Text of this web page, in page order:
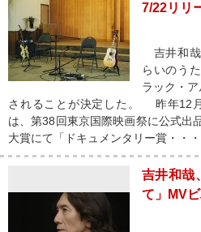
7/22リリ
吉井和哉
らいのう
ラック・
されることが決定した。 昨年12
は、第38回東京国際映画祭に公式出
大賞にて「ドキュメンタリー賞・・・
吉井和哉
て」MV